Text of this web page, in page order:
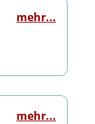
mehr...
mehr...